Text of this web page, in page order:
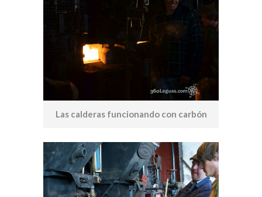
Las calderas funcionando con carbón